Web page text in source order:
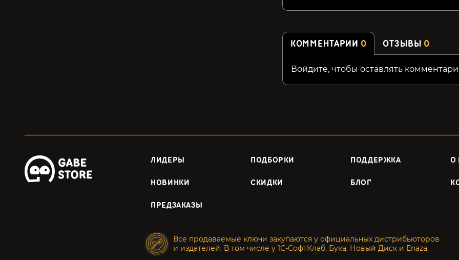
КОММЕНТАРИИ 0 ОТЗЫВЫ 0
Войдите, чтобы оставлять
ЛИДЕРЫ ПОДБОРКИ ПОДДЕРЖКА О
НОВИНКИ СКИДКИ БЛОГ
ПРЕДЗАКАЗЫ
Все продаваемые ключи закупаются у официальных дистрибьюторов
и издателей. В том числе у 1С-СофтКлаб, Бука, Новый Диск и Enaza.